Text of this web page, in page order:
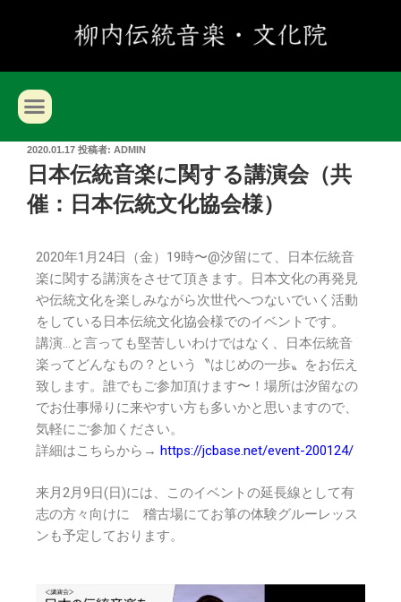
2020.01.17 投稿者: ADMIN
日本伝統音楽に関する講演会（共
催：日本伝統文化協会様）
2020年1月24日（金）19時〜@汐留にて、日本伝統音
楽に関する講演をさせて頂きます。日本文化の再発見
や伝統文化を楽しみながら次世代へつないでいく活動
をしている日本伝統文化協会様でのイベントです。
講演…と言っても堅苦しいわけではなく、日本伝統音
楽ってどんなもの？という〝はじめの一歩〟をお伝え
致します。誰でもご参加頂けます〜！場所は汐留なの
でお仕事帰りに来やすい方も多いかと思いますので、
気軽にご参加ください。
詳細はこちらから→ https://jcbase.net/event-200124/
来月2月9日(日)には、このイベントの延長線として有
志の方々向けに 稽古場にてお箏の体験グルーレッス
ンも予定しております。